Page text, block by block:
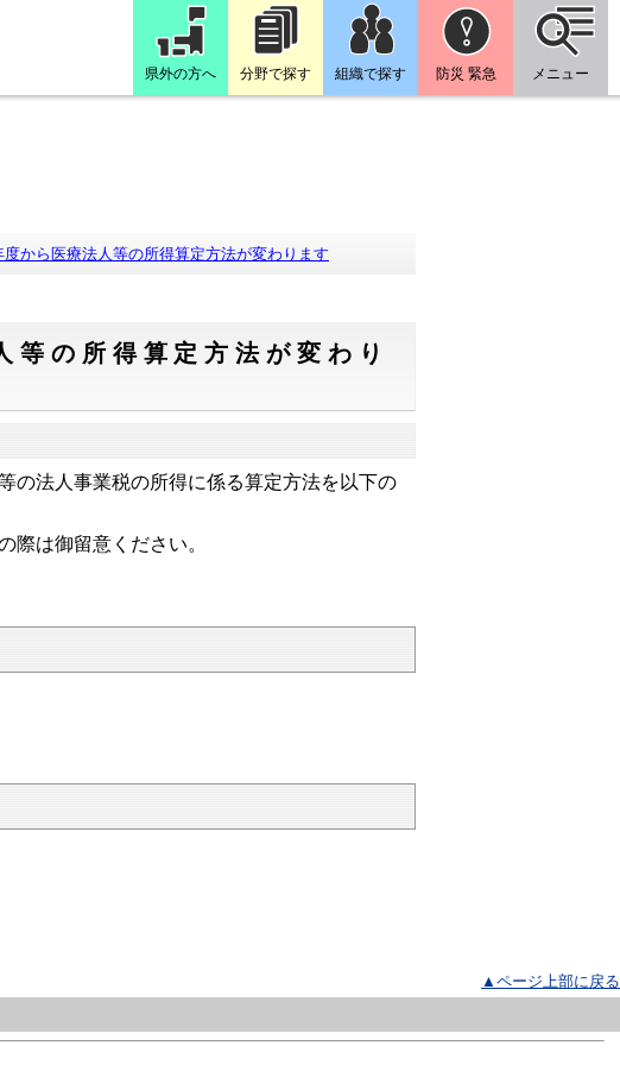
県外の方へ 分野で探す 組織で探す 防災 緊急 メニュー
から医療法人等の所得算定方法が変わります
の所得算定方法が変わり
の法人事業税の所得に係る算定方法を以下の
際は御留意ください。
▲ページ上部に戻る